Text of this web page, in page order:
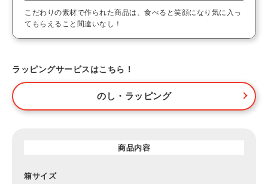
こだわりの素材で作られた商品は、食べると笑顔になり気に入っ
てもらえること間違いなし！
ラッピングサービスはこちら！
のし・ラッピング
商品内容
箱サイズ